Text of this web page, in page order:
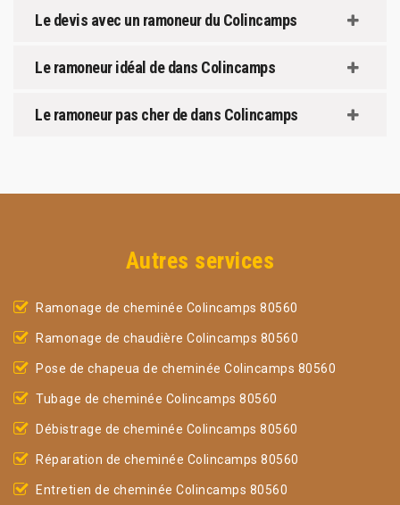
Le devis avec un ramoneur du Colincamps
Le ramoneur idéal de dans Colincamps
Le ramoneur pas cher de dans Colincamps
Autres services
Ramonage de cheminée Colincamps 80560
Ramonage de chaudière Colincamps 80560
Pose de chapeua de cheminée Colincamps 80560
Tubage de cheminée Colincamps 80560
Débistrage de cheminée Colincamps 80560
Réparation de cheminée Colincamps 80560
Entretien de cheminée Colincamps 80560